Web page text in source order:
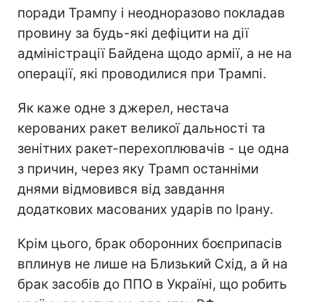
поради Трампу і неодноразово покладав
провину за будь-які дефіцити на дії
адміністрації Байдена щодо армії, а не на
операції, які проводилися при Трампі.
Як каже одне з джерел, нестача
керованих ракет великої дальності та
зенітних ракет-перехоплювачів - це одна
з причин, через яку Трамп останніми
днями відмовився від завдання
додаткових масованих ударів по Ірану.
Крім цього, брак оборонних боєприпасів
вплинув не лише на Близький Схід, а й на
брак засобів до ППО в Україні, що робить